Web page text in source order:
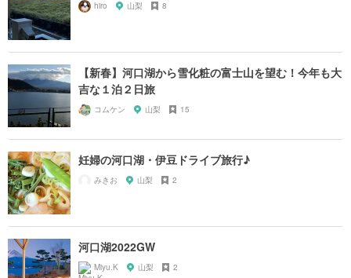
hiro 山梨 8
【新春】河口湖から雪化粧の富士山を望む！今年も大
吉な１泊２日旅
コムケン 山梨 15
妊婦の河口湖・伊豆ドライブ旅行♪
みきお 山梨 2
河口湖2022GW
Miyu.K 山梨 2